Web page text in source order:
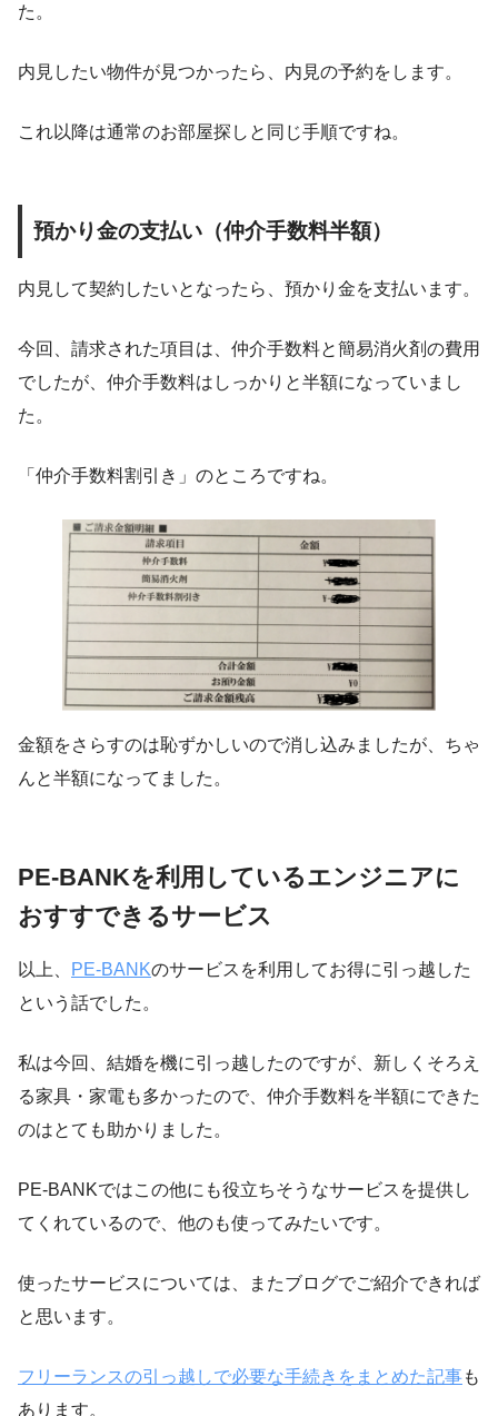
た。
内見したい物件が見つかったら、内見の予約をします。
これ以降は通常のお部屋探しと同じ手順ですね。
預かり金の支払い（仲介手数料半額）
内見して契約したいとなったら、預かり金を支払います。
今回、請求された項目は、仲介手数料と簡易消火剤の費用
でしたが、仲介手数料はしっかりと半額になっていまし
た。
「仲介手数料割引き」のところですね。
金額をさらすのは恥ずかしいので消し込みましたが、ちゃ
んと半額になってました。
PE-BANKを利用しているエンジニアに
おすすできるサービス
以上、 PE-BANKのサービスを利用してお得に引っ越した
という話でした。
私は今回、結婚を機に引っ越したのですが、新しくそろえ
る家具・家電も多かったので、仲介手数料を半額にできた
のはとても助かりました。
PE-BANKではこの他にも役立ちそうなサービスを提供し
てくれているので、他のも使ってみたいです。
使ったサービスについては、またブログでご紹介できれば
と思います。
フリーランスの引っ越しで必要な手続きをまとめた記事も
あります。